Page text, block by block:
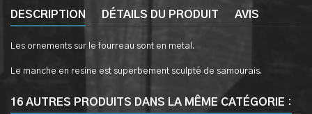
DESCRIPTION DÉTAILS DU PRODUIT AVIS
Les ornements sur le fourreau sont en metal.
Le manche en resine est superbement sculpté de samourais.
16 AUTRES PRODUITS DANS LA MÊME CATÉGORIE :